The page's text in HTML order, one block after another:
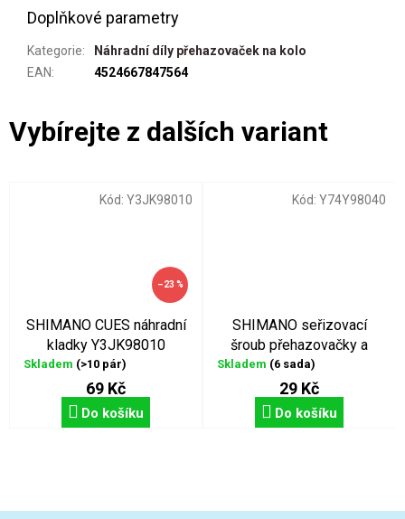
Doplňkové parametry
Kategorie:
Náhradní díly přehazovaček na kolo
EAN: 4524667847564
–23 %
SHIMANO CUES náhradní
kladky Y3JK98010
Skladem (>10 pár)
69 Kč
Do košíku
Kód: Y3JK98010
SHIMANO seřizovací
šroub přehazovačky a
řazení
Skladem (6 sada)
29 Kč
Do košíku
Kód: Y74Y98040